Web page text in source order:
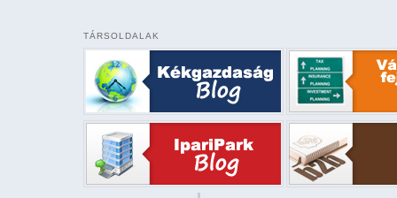
TÁRSOLDALAK